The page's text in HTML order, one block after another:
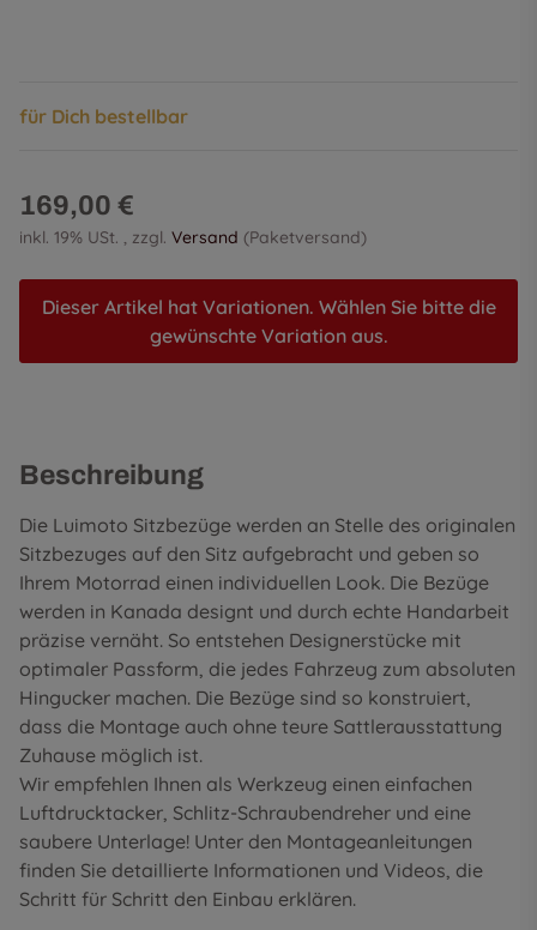
für Dich bestellbar
169,00 €
inkl. 19% USt. , zzgl. Versand (Paketversand)
Dieser Artikel hat Variationen. Wählen Sie bitte die
gewünschte Variation aus.
Beschreibung
Die Luimoto Sitzbezüge werden an Stelle des originalen
Sitzbezuges auf den Sitz aufgebracht und geben so
Ihrem Motorrad einen individuellen Look. Die Bezüge
werden in Kanada designt und durch echte Handarbeit
präzise vernäht. So entstehen Designerstücke mit
optimaler Passform, die jedes Fahrzeug zum absoluten
Hingucker machen. Die Bezüge sind so konstruiert,
dass die Montage auch ohne teure Sattlerausstattung
Zuhause möglich ist.
Wir empfehlen Ihnen als Werkzeug einen einfachen
Luftdrucktacker, Schlitz-Schraubendreher und eine
saubere Unterlage! Unter den Montageanleitungen
finden Sie detaillierte Informationen und Videos, die
Schritt für Schritt den Einbau erklären.